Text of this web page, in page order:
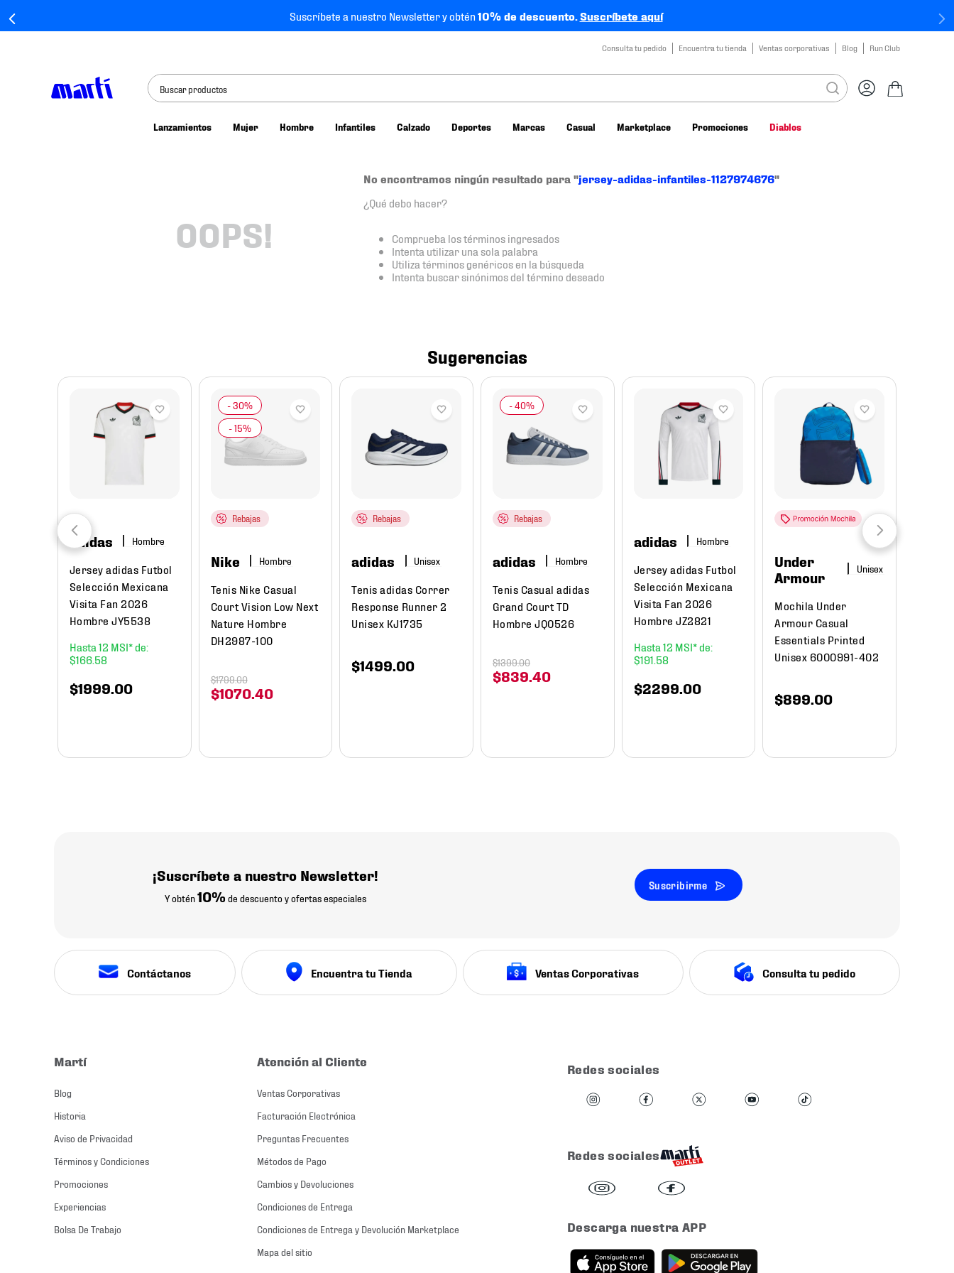
Suscríbete a nuestro Newsletter y obtén10% de descuento.Suscríbete aquí
Consulta tu pedido Encuentra tu tienda Ventas corporativas Blog Run Club
Buscar productos
Lanzamientos Mujer Hombre Infantiles Calzado Deportes Marcas Casual Marketplace Promociones Diablos
OOPS!
No encontramos ningún resultado para "jersey-adidas-infantiles-1127974676"
¿Qué debo hacer?
Comprueba los términos ingresados
Intenta utilizar una sola palabra
Utiliza términos genéricos en la búsqueda
Intenta buscar sinónimos del término deseado
Sugerencias
adidas Hombre
Jersey adidas Futbol
Selección Mexicana
Visita Fan 2026
Hombre JY5538
12
$166. 58
$1999 00
Rebajas
Nike Hombre
Tenis Nike Casual
Court Vision Low Next
Nature Hombre
DH2987-100
$1070. 40
$1799.00
Rebajas
adidas
Tenis adidas Correr
Response Runner 2
Unisex KJ1735
$1499 00
Rebajas
adidas Hombre
Tenis Casual adidas
Grand Court TD
Hombre JQ0526
$839 40
$1399.00
adidas Hombre
Jersey adidas Futbol
Selección Mexicana
Visita Fan 2026
Hombre JZ2821
12
$191 58
$2299 00
Under
Armour
Mochila Under
Armour Casual
Essentials Printed
Unisex 6000991-402
$899 00
¡Suscríbete a nuestro Newsletter!
Y obtén10% de descuento y ofertas especiales
Suscribirme
Contáctanos Encuentra tu Tienda Ventas Corporativas Consulta tu pedido
Martí
Blog
Historia
Aviso de Privacidad
Términos y Condiciones
Promociones
Experiencias
Bolsa De Trabajo
Atención al Cliente
Ventas Corporativas
Facturación Electrónica
Preguntas Frecuentes
Métodos de Pago
Cambios y Devoluciones
Condiciones de Entrega
Condiciones de Entrega y Devolución Marketplace
Mapa del sitio
Redes sociales
Redes sociales
Descarga nuestra APP
tenis nike